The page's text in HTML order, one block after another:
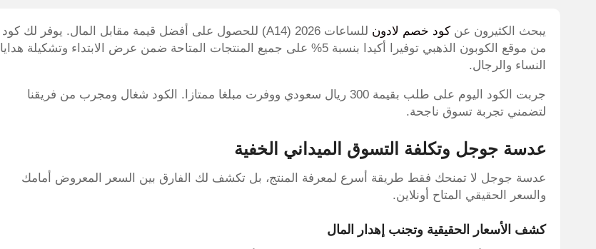
يبحث الكثيرون عن كود خصم لادون
للساعات 2026 (A14) للحصول على أفضل قيمة مقابل المال. يوفر لك كود
من موقع الكوبون الذهبي توفيرا أكيدا بنسبة 5% على جميع المنتجات المتاحة ضمن عرض الابتداء وتشكيلة هدايا
النساء والرجال.
جربت الكود اليوم على طلب بقيمة 300 ريال سعودي ووفرت مبلغا ممتازا. الكود شغال ومجرب من فريقنا
لتضمني تجربة تسوق ناجحة.
عدسة جوجل وتكلفة التسوق الميداني الخفية
عدسة جوجل لا تمنحك فقط طريقة أسرع لمعرفة المنتج، بل تكشف لك الفارق بين السعر المعروض أمامك
والسعر الحقيقي المتاح أونلاين.
كشف الأسعار الحقيقية وتجنب إهدار المال